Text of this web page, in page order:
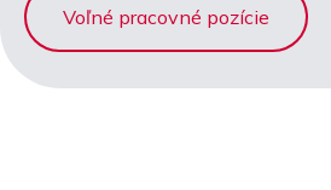
Voľné pracovné pozície